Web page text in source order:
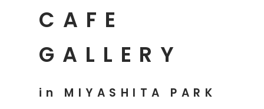
CAFE
GALLERY
in MIYASHITA PARK